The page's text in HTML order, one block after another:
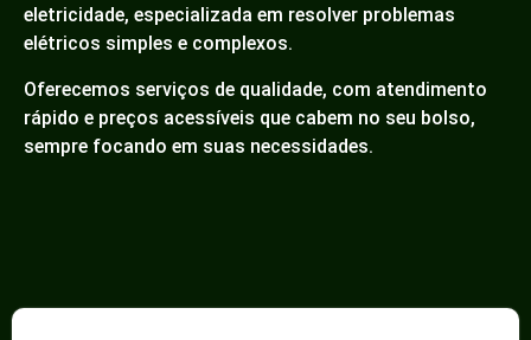
eletricidade, especializada em resolver problemas
elétricos simples e complexos.
Oferecemos serviços de qualidade, com atendimento
rápido e preços acessíveis que cabem no seu bolso,
sempre focando em suas necessidades.